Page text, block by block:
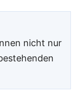
nicht nur